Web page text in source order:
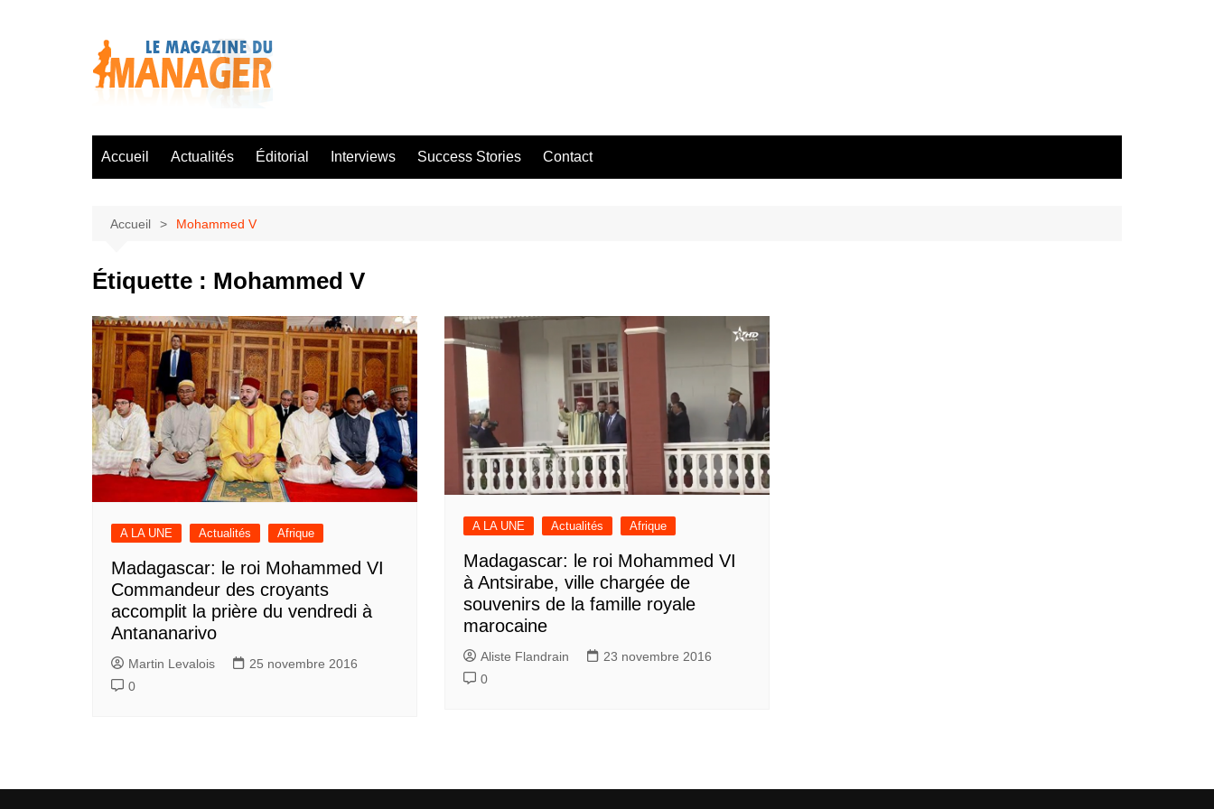
Accueil Actualités Éditorial Interviews Success Stories Contact
Accueil Mohammed V
Étiquette : Mohammed V
A LA UNE Actualités Afrique
Madagascar: le roi Mohammed VI
Commandeur des croyants
accomplit la prière du vendredi à
Antananarivo
Martin Levalois
25 novembre 2016
0
A LA UNE Actualités Afrique
Madagascar: le roi Mohammed VI
à Antsirabe, ville chargée de
souvenirs de la famille royale
marocaine
Aliste Flandrain
23 novembre 2016
0